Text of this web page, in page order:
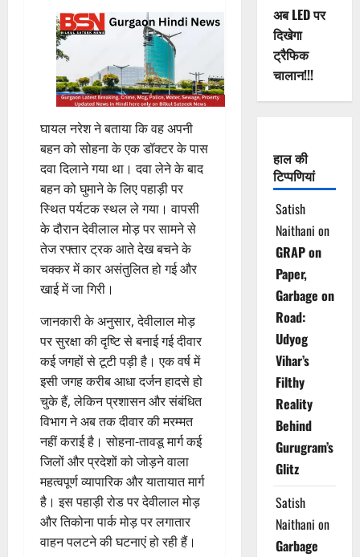
घायल नरेश ने बताया कि वह अपनी
बहन को सोहना के एक डॉक्टर के पास
दवा दिलाने गया था। दवा लेने के बाद
बहन को घुमाने के लिए पहाड़ी पर
स्थित पर्यटक स्थल ले गया। वापसी
के दौरान देवीलाल मोड़ पर सामने से
तेज रफ्तार ट्रक आते देख बचने के
चक्कर में कार असंतुलित हो गई और
खाई में जा गिरी।
जानकारी के अनुसार, देवीलाल मोड़
पर सुरक्षा की दृष्टि से बनाई गई दीवार
कई जगहों से टूटी पड़ी है। एक वर्ष में
इसी जगह करीब आधा दर्जन हादसे हो
चुके हैं, लेकिन प्रशासन और संबंधित
विभाग ने अब तक दीवार की मरम्मत
नहीं कराई है। सोहना-तावडू मार्ग कई
जिलों और प्रदेशों को जोड़ने वाला
महत्वपूर्ण व्यापारिक और यातायात मार्ग
है। इस पहाड़ी रोड पर देवीलाल मोड़
और तिकोना पार्क मोड़ पर लगातार
वाहन पलटने की घटनाएं हो रही हैं।
अब LED पर
दिखेगा
ट्रैफिक
चालान!!!
हाल की
टिप्पणियां
Satish
Naithani on
GRAP on
Paper,
Garbage on
Road:
Udyog
Vihar’s
Filthy
Reality
Behind
Gurugram’s
Glitz
Satish
Naithani on
Garbage